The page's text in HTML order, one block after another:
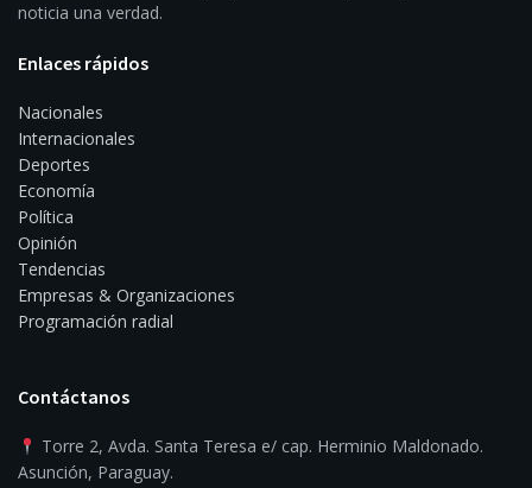
noticia una verdad.
Enlaces rápidos
Nacionales
Internacionales
Deportes
Economía
Política
Opinión
Tendencias
Empresas & Organizaciones
Programación radial
Contáctanos
Torre 2, Avda. Santa Teresa e/ cap. Herminio Maldonado.
Asunción, Paraguay.